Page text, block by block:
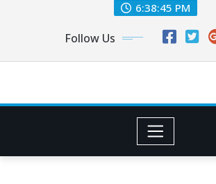
6:38:48 PM
Follow Us